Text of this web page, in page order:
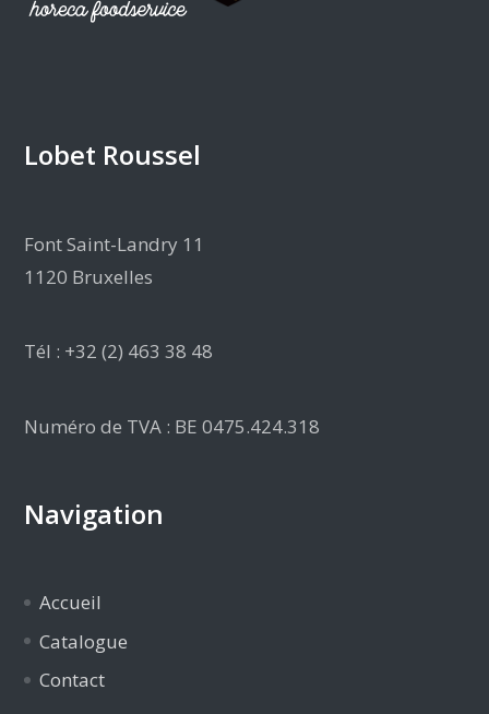
Lobet Roussel
Font Saint-Landry 11
1120 Bruxelles
Tél : +32 (2) 463 38 48
Numéro de TVA : BE 0475.424.318
Navigation
Accueil
Catalogue
Contact